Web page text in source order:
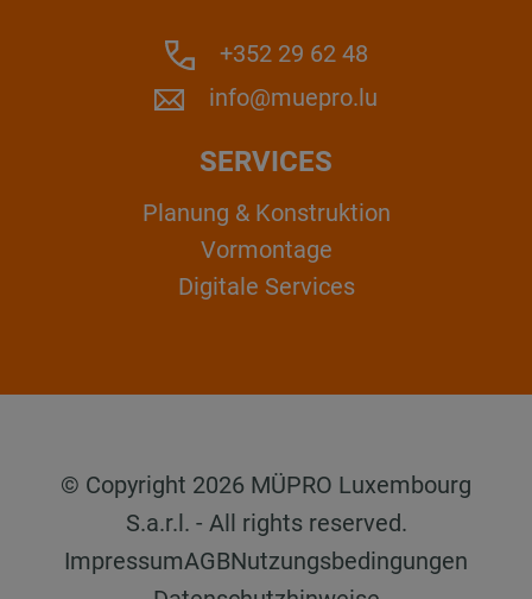
+352 29 62 48
info@muepro.lu
SERVICES
Planung & Konstruktion
Vormontage
Digitale Services
© Copyright 2026 MÜPRO Luxembourg
S.a.r.l. - All rights reserved.
ImpressumAGBNutzungsbedingungen